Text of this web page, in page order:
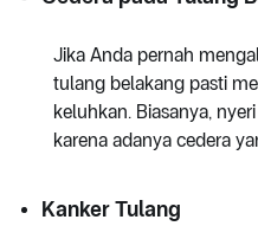
Jika Anda pernah
tulang belakang pasti
keluhkan. Biasanya,
karena adanya cedera
Kanker Tulang